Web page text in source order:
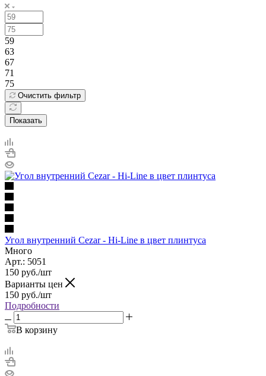
59
63
67
71
75
Очистить фильтр
Показать
Угол внутренний Cezar - Hi-Line в цвет плинтуса
Много
Арт.: 5051
150 руб./шт
Варианты цен
150 руб./шт
Подробности
В корзину